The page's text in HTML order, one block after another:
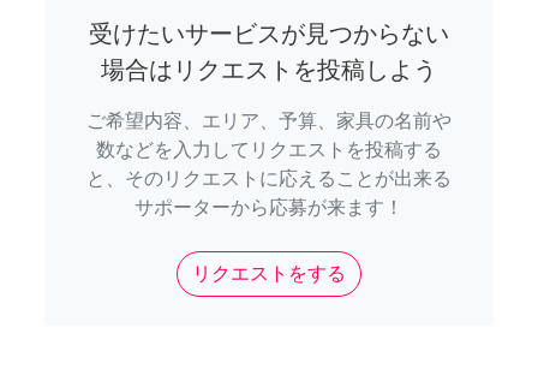
受けたいサービスが見つからない
場合はリクエストを投稿しよう
ご希望内容、エリア、予算、家具の名前や
数などを入力してリクエストを投稿する
と、そのリクエストに応えることが出来る
サポーターから応募が来ます！
リクエストをする